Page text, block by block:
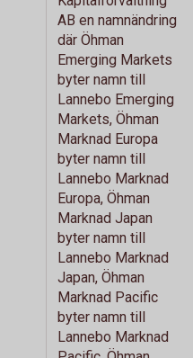
AB en namnändring
där Öhman
Emerging Markets
byter namn till
Lannebo Emerging
Markets, Öhman
Marknad Europa
byter namn till
Lannebo Marknad
Europa, Öhman
Marknad Japan
byter namn till
Lannebo Marknad
Japan, Öhman
Marknad Pacific
byter namn till
Lannebo Marknad